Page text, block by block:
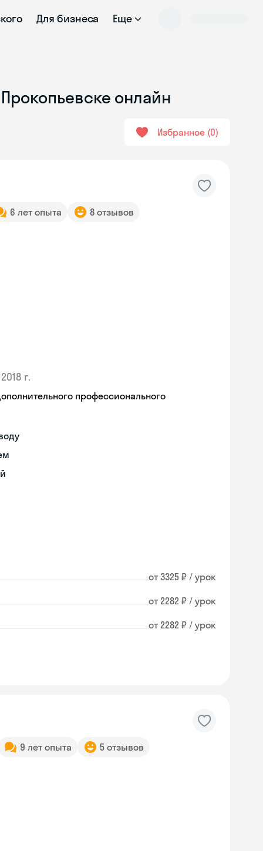
Для бизнеса Еще
онлайн
Избранное 0
6 лет опыта 8 отзывов
2018 г.
профессионального
от 3325 ₽ / урок
от 2282 ₽ / урок
от 2282 ₽ / урок
9 лет опыта 5 отзывов